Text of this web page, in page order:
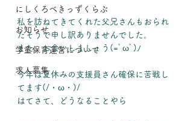
にしくろべきっずくらぶ
お知らせ
学童保育運営について
求人募集
私を訪ねてきてくれた父兄さんもおられ
たそうで申し訳ありませんでした。
また、お会いしましょう(=ﾟωﾟ)ﾉ
今年は夏休みの支援員さん確保に苦戦し
てます(/・ω・)/
はてさて、どうなることやら